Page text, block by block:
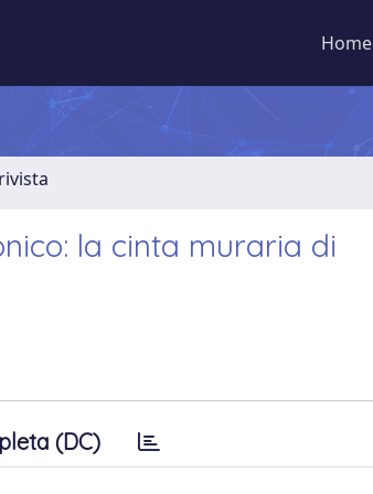
Home
la cinta muraria di
(DC)